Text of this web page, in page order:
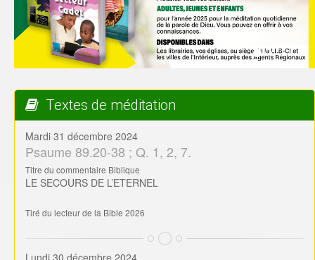
Textes de méditation
Mardi 31 décembre 2024
Psaume 89.20-38 ; Q. 1, 2, 7.
Titre du commentaire Biblique
LE SECOURS DE L’ETERNEL
Tiré du lecteur de la Bible 2026
Lundi 30 décembre 2024